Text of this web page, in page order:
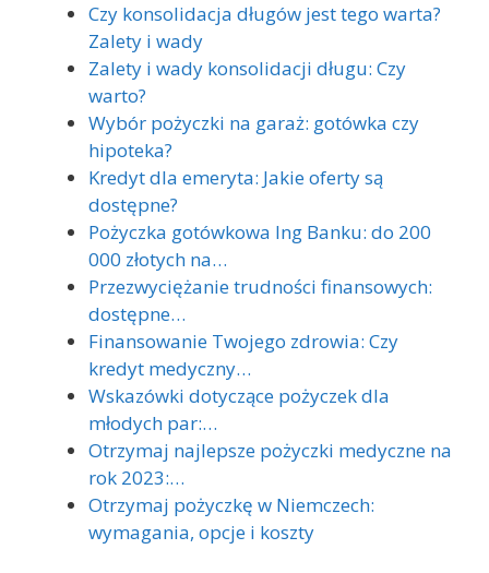
Czy konsolidacja długów jest tego warta?
Zalety i wady
Zalety i wady konsolidacji długu: Czy
warto?
Wybór pożyczki na garaż: gotówka czy
hipoteka?
Kredyt dla emeryta: Jakie oferty są
dostępne?
Pożyczka gotówkowa Ing Banku: do 200
000 złotych na…
Przezwyciężanie trudności finansowych:
dostępne…
Finansowanie Twojego zdrowia: Czy
kredyt medyczny…
Wskazówki dotyczące pożyczek dla
młodych par:…
Otrzymaj najlepsze pożyczki medyczne na
rok 2023:…
Otrzymaj pożyczkę w Niemczech:
wymagania, opcje i koszty